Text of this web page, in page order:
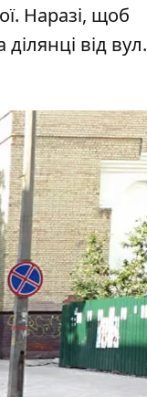
Наразі, щоб
від вул.